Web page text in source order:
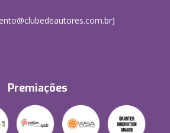
Premiações